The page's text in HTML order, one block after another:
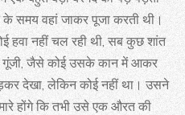
के समय वहां जाकर पूजा करती थी।
हवा नहीं चल रही थी, सब कुछ शांत
गूंजी, जैसे कोई उसके कान में आकर
देखा, लेकिन कोई नहीं था। उसने
होंगे कि तभी उसे एक औरत की